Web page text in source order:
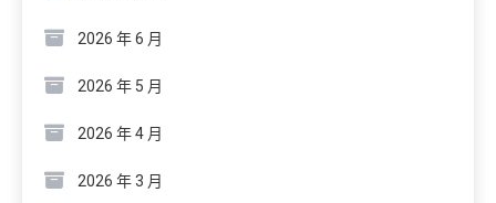
2026 年 6 月
2026 年 5 月
2026 年 4 月
2026 年 3 月